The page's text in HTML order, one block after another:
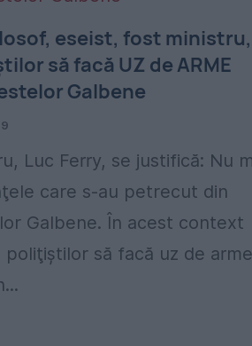
eseist, fost ministru,
să facă UZ de ARME
Galbene
Luc Ferry, se justifică: Nu
care s-au petrecut din
Galbene. În acest context
să facă uz de